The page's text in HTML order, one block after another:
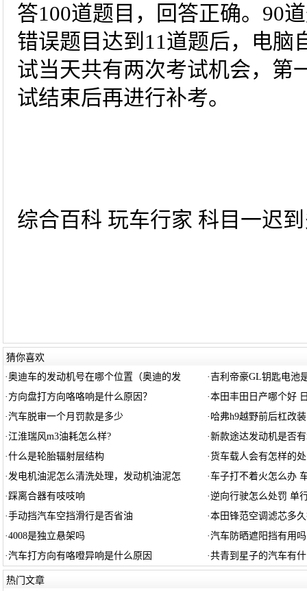
答100道题目，回答正确。90
错误题目达到11道题后，电脑
试当天共有两次考试机会，第
试结束后再进行补考。
综合百科 玩车行家 科目一迟
猜你喜欢
·奥迪车的发动机号在哪个位置（奥迪的发 ·吉利帝豪GL钥匙电池
· 方向盘打方向咯咯响是什么原因？ ·本田丰田日产哪个好
·汽车脱审一个月罚款是多少 · 哈弗h9越野前后杠改装
·江淮瑞风m3油耗怎么样? ·新款途达发动机是否
·什么是轮胎辐射层结构 · 货车载人会有怎样的
·发电机油泥怎么清洗处理，发动机油泥怎 ·车子打不着火怎么办
· 踩离合器有吱吱响 ·逆向行驶怎么处罚 单
·手动挡汽车空挡滑行是否省油 ·本田锋范空调滤芯多
·4008是独立悬架吗 ·汽车防晒遮阳挡有用吗
·汽车打方向有咯噔异响是什么原因 ·共青到星子的汽车有
热门文章